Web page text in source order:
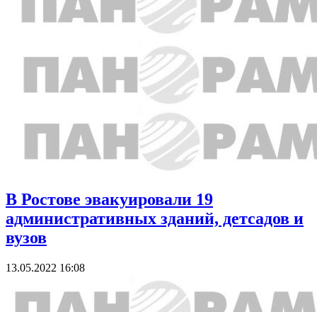
В Ростове эвакуировали 19
административных зданий, детсадов и
вузов
13.05.2022 16:08